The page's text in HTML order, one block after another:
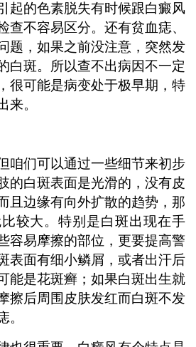
起的色素脱失有时候跟白癜风
查不容易区分。还有贫血痣、
题，如果之前没注意，突然发
白斑。所以查不出病因不一定
很可能是病变处于极早期，特
来。
咱们可以通过一些细节来初步
的白斑表面是光滑的，没有皮
且边缘有向外扩散的趋势，那
较大。特别是白斑出现在手
容易摩擦的部位，更要提高警
表面有细小鳞屑，或者出汗后
能是花斑癣；如果白斑出生就
擦后周围皮肤发红而白斑不发
。